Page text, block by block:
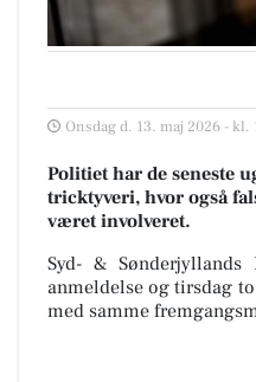
Onsdag d. 13. maj 2026 - kl.
Politiet har de seneste
tricktyveri, hvor også
været involveret.
Syd- &
anmeldelse og tirsdag
med samme